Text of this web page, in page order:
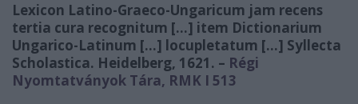
Lexicon Latino-Graeco-Ungaricum jam recens
tertia cura recognitum […] item Dictionarium
Ungarico-Latinum […] locupletatum […] Syllecta
Scholastica. Heidelberg, 1621. – Régi
Nyomtatványok Tára, RMK I 513